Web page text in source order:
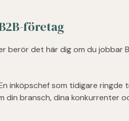
företag
berör det här dig om du jobbar
inköpschef som tidigare ringde
din bransch, dina konkurrenter